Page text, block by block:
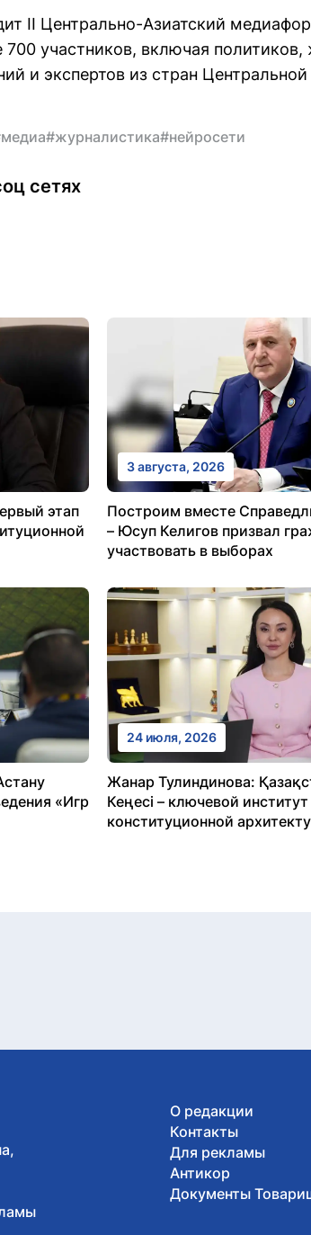
II Центрально-Азиатский
участников, включая политиков,
и экспертов из стран
#журналистика#нейросети
сетях
этап
3 августа, 2026
Построим вместе
– Юсуп Келигов призвал
участвовать в выборах
«Игр
24 июля, 2026
Жанар Тулиндинова:
Кеңесі – ключевой
конституционной
О редакции
Контакты
Для рекламы
Антикор
Документы